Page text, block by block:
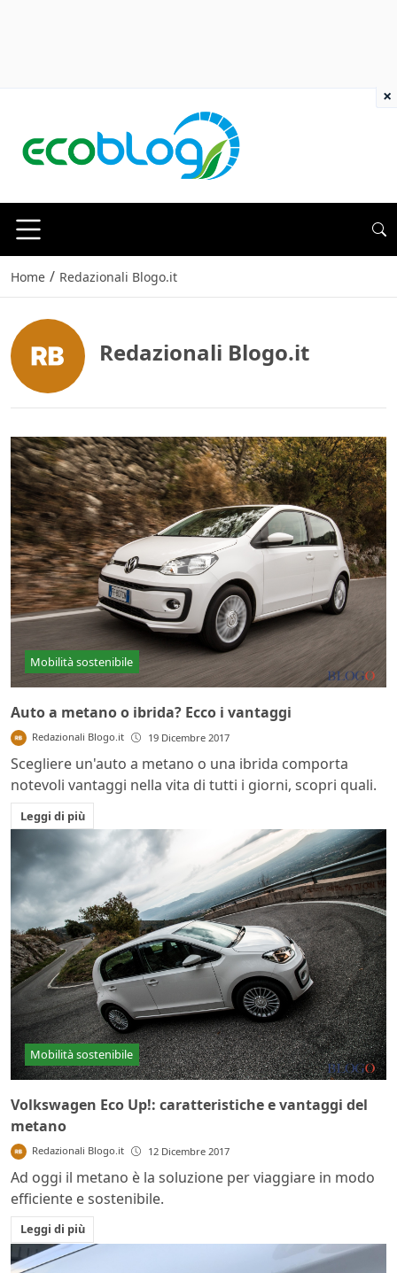
Home / Redazionali Blogo.it
Redazionali Blogo.it
Mobilità sostenibile
Auto a metano o ibrida? Ecco i vantaggi
Redazionali Blogo.it 19 Dicembre 2017
Scegliere un'auto a metano o una ibrida comporta
notevoli vantaggi nella vita di tutti i giorni, scopri quali.
Leggi di più
Mobilità sostenibile
Volkswagen Eco Up!: caratteristiche e vantaggi del
metano
Redazionali Blogo.it 12 Dicembre 2017
Ad oggi il metano è la soluzione per viaggiare in modo
efficiente e sostenibile.
Leggi di più
×